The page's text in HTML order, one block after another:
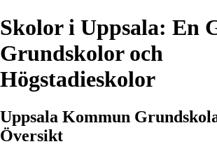
Skolor i Uppsala: En
Grundskolor och
Högstadieskolor
Uppsala Kommun
Översikt